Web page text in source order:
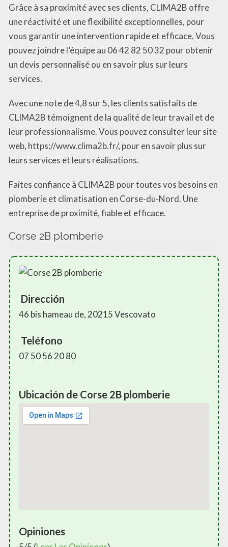
Grâce à sa proximité avec ses clients, CLIMA2B offre
une réactivité et une flexibilité exceptionnelles, pour
vous garantir une intervention rapide et efficace. Vous
pouvez joindre l’équipe au 06 42 82 50 32 pour obtenir
un devis personnalisé ou en savoir plus sur leurs
services.
Avec une note de 4,8 sur 5, les clients satisfaits de
CLIMA2B témoignent de la qualité de leur travail et de
leur professionnalisme. Vous pouvez consulter leur site
web, https://www.clima2b.fr/, pour en savoir plus sur
leurs services et leurs réalisations.
Faites confiance à CLIMA2B pour toutes vos besoins en
plomberie et climatisation en Corse-du-Nord. Une
entreprise de proximité, fiable et efficace.
Corse 2B plomberie
Dirección
46 bis hameau de, 20215 Vescovato
Teléfono
07 50 56 20 80
Ubicación de Corse 2B plomberie
Opiniones